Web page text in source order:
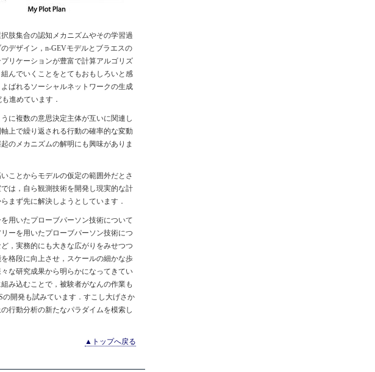
肢集合の認知メカニズムやその学習過
デザイン，n-GEVモデルとブラエスの
リケーションが豊富で計算アルゴリズ
んでいくことをとてもおもしろいと感
ばれるソーシャルネットワークの生成
進めています．
に複数の意思決定主体が互いに関連し
上で繰り返される行動の確率的な変動
のメカニズムの解明にも興味がありま
ことからモデルの仮定の範囲外だとさ
は，自ら観測技術を開発し現実的な計
まず先に解決しようとしています．
用いたプローブパーソン技術について
ーを用いたプローブパーソン技術につ
，実務的にも大きな広がりをみせつつ
格段に向上させ，スケールの細かな歩
な研究成果から明らかになってきてい
み込むことで，被験者がなんの作業も
開発も試みています．すこし大げさか
行動分析の新たなパラダイムを模索し
▲トップへ戻る